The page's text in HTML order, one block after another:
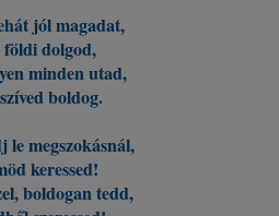
jól magadat,
földi dolgod,
minden utad,
boldog.
le megszokásnál,
keressed!
boldogan tedd,